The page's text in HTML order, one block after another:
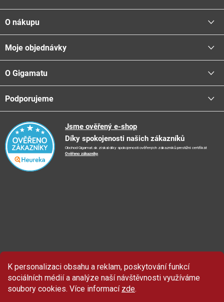
K personalizaci obsahu a reklam, poskytování funkcí
sociálních médií a analýze naší návštěvnosti využíváme
soubory cookies. Více informací zde.
á
p
a
O nákupu
Proč nakupovat u nás
Platba - možnosti
Centrála a odběrná místa
Reklamační řád
Vrácení zboží a reklamace
Doporučení při nákupu
Ochrana osobních údajů
Moje objednávky
Přihlásit
O Gigamatu
📞Kontakty
📺TV reklama
📝Blog
🤝 Partneři
Podporujeme
Podporujeme
🏨FN Bulovka
🏨Nemocnice Homolka
Jsme ověřený e-shop
Díky spokojenosti našich zákazníků
Obchod Gigamat.sk získal díky spokojenosti ověřených zákazníků prestižní certifikát
Ověřeno zákazníky.
Sleva 100 Kčna produkty značky Asist.